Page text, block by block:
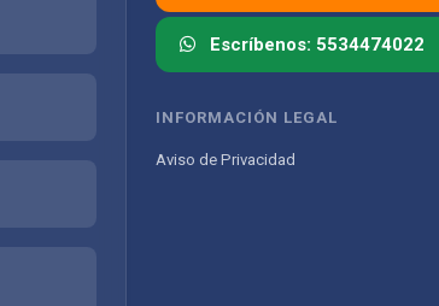
Escríbenos: 5534474022
INFORMACIÓN LEGAL
Aviso de Privacidad